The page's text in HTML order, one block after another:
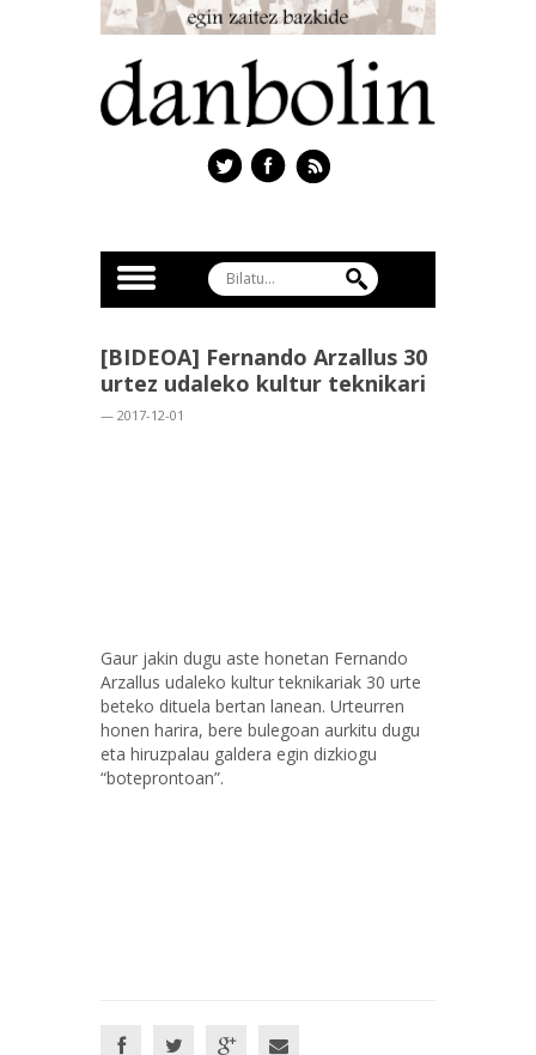
[BIDEOA] Fernando Arzallus 30
urtez udaleko kultur teknikari
— 2017-12-01
Gaur jakin dugu aste honetan Fernando
Arzallus udaleko kultur teknikariak 30 urte
beteko dituela bertan lanean. Urteurren
honen harira, bere bulegoan aurkitu dugu
eta hiruzpalau galdera egin dizkiogu
“boteprontoan”.